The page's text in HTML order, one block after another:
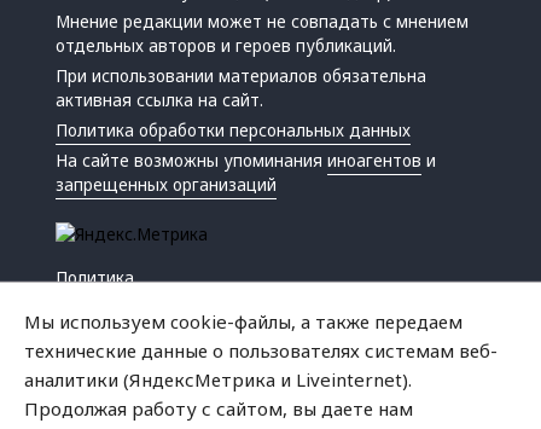
Мнение редакции может не совпадать с мнением
отдельных авторов и героев публикаций.
При использовании материалов обязательна
активная ссылка на сайт.
Политика обработки персональных данных
На сайте возможны упоминанияиноагентов и
запрещенных организаций
Политика
Мы используем cookie-файлы, а также передаем
технические данные о пользователях системам веб-
аналитики (ЯндексМетрика и Liveinternet).
Продолжая работу с сайтом, вы даете нам